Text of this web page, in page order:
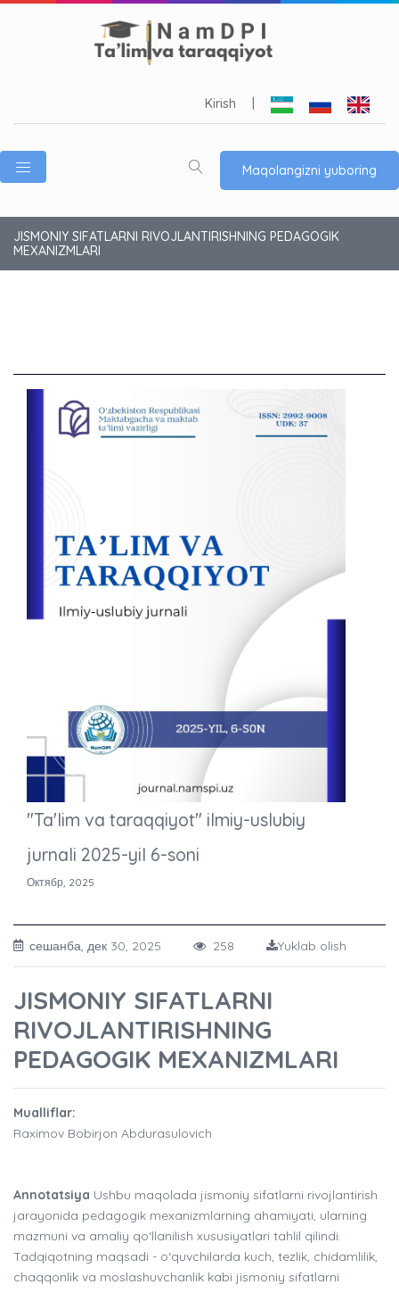
Kirish
Maqolangizni yuboring
JISMONIY SIFATLARNI RIVOJLANTIRISHNING PEDAGOGIK
MEXANIZMLARI
"Ta'lim va taraqqiyot" ilmiy-uslubiy
jurnali 2025-yil 6-soni
Октябр, 2025
сешанба, дек 30, 2025 258 Yuklab olish
JISMONIY SIFATLARNI
RIVOJLANTIRISHNING
PEDAGOGIK MEXANIZMLARI
Mualliflar:
Raximov Bobirjon Abdurasulovich
Annotatsiya Ushbu maqolada jismoniy sifatlarni rivojlantirish
jarayonida pedagogik mexanizmlarning ahamiyati, ularning
mazmuni va amaliy qo‘llanilish xususiyatlari tahlil qilindi.
Tadqiqotning maqsadi - o‘quvchilarda kuch, tezlik, chidamlilik,
chaqqonlik va moslashuvchanlik kabi jismoniy sifatlarni